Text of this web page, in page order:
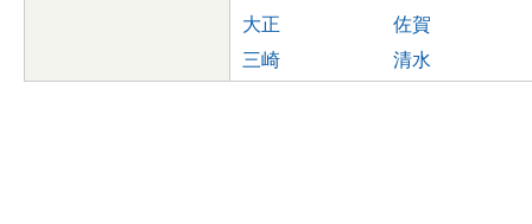
大正
佐賀
三崎
清水